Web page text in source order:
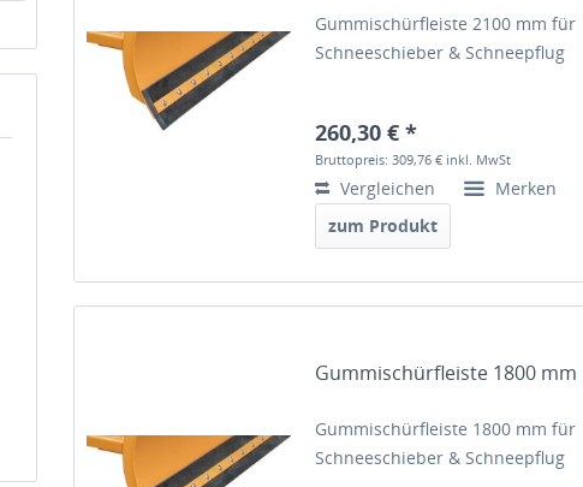
Gummischürfleiste 2100 mm für
Schneeschieber & Schneepflug
260,30 € *
Bruttopreis: 309,76 € inkl. MwSt
Vergleichen
Merken
zum Produkt
Gummischürfleiste 1800 mm
Gummischürfleiste 1800 mm für
Schneeschieber & Schneepflug